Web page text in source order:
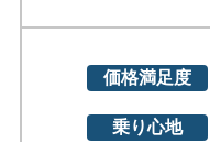
価格満足度
乗り心地